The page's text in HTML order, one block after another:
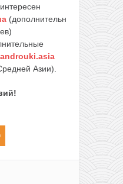
(дополнительн
Азии).